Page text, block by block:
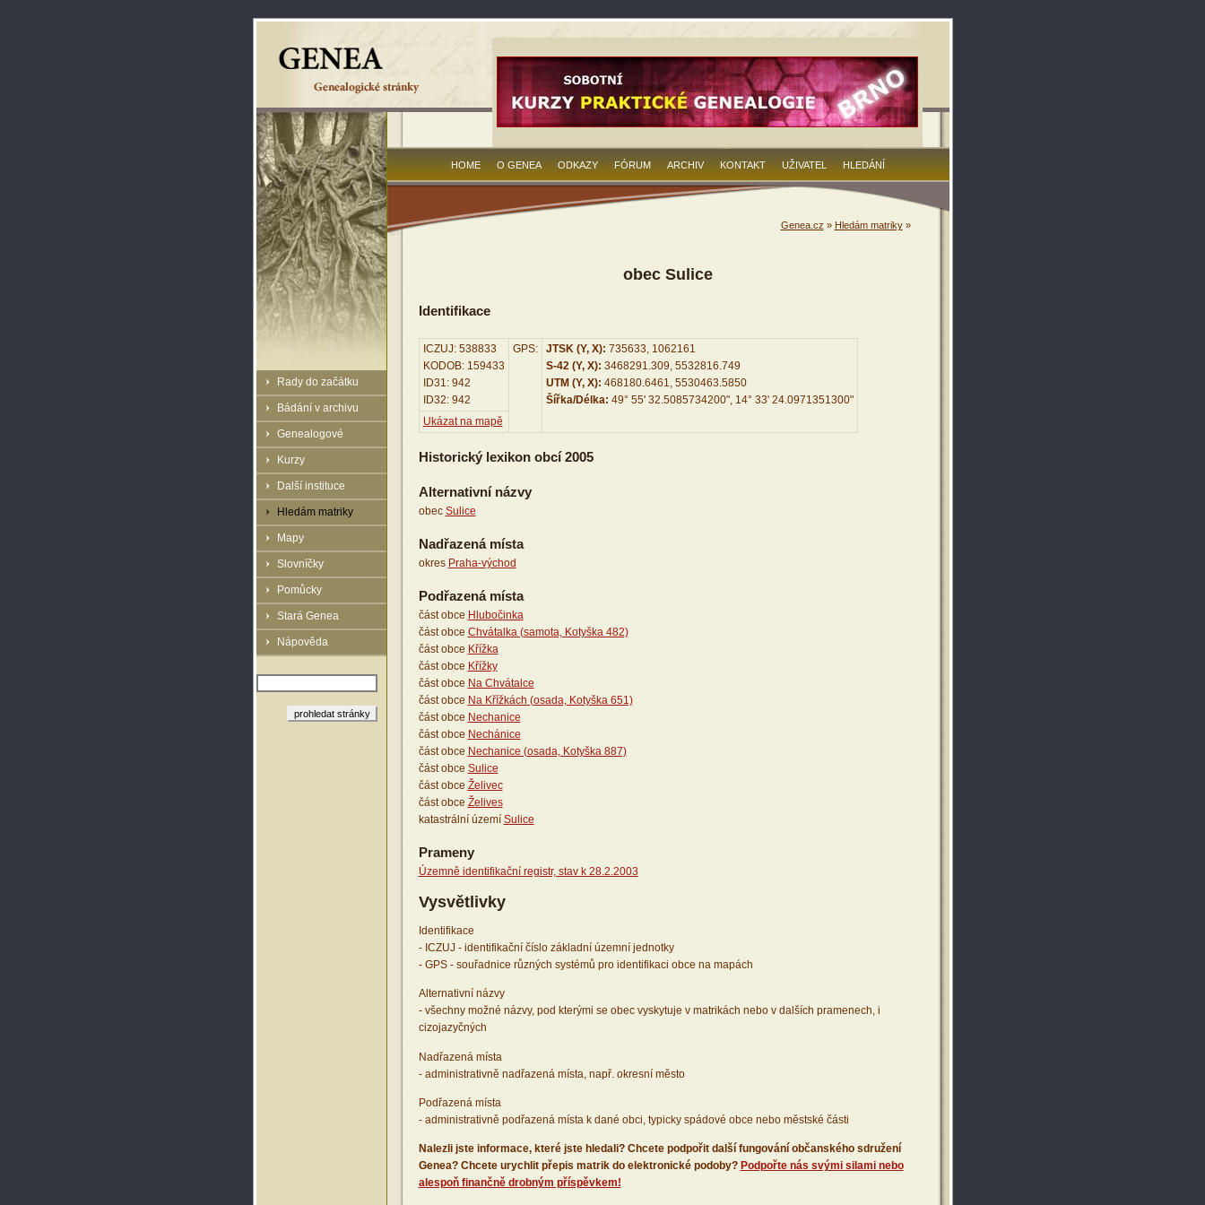
Rady do začátku
Bádání v archivu
Genealogové
Kurzy
Další instituce
Hledám matriky
Mapy
Slovníčky
Pomůcky
Stará Genea
Nápověda
HOME O GENEA ODKAZY FÓRUM ARCHIV KONTAKT UŽIVATEL HLEDÁNÍ
Genea.cz » Hledám matriky»
obec Sulice
Identifikace
ICZUJ: 538833
KODOB: 159433
ID31: 942
ID32: 942
GPS: JTSK (Y, X): 735633, 1062161
S-42 (Y, X): 3468291.309, 5532816.749
UTM (Y, X): 468180.6461, 5530463.5850
Šířka/Délka: 49° 55' 32.5085734200", 14° 33' 24.0971351300"
Ukázat na mapě
Historický lexikon obcí 2005
Alternativní názvy
obec Sulice
Nadřazená místa
okres Praha-východ
Podřazená místa
část obce Hlubočinka
část obce Chvátalka (samota, Kotyška 482)
část obce Křížka
část obce Křížky
část obce Na Chvátalce
část obce Na Křížkách (osada, Kotyška 651)
část obce Nechanice
část obce Nechánice
část obce Nechanice (osada, Kotyška 887)
část obce Sulice
část obce Želivec
část obce Želives
katastrální území Sulice
Prameny
Územně identifikační registr, stav k 28.2.2003
Vysvětlivky
Identifikace
- ICZUJ - identifikační číslo základní územní jednotky
- GPS - souřadnice různých systémů pro identifikaci obce na mapách
Alternativní názvy
- všechny možné názvy, pod kterými se obec vyskytuje v matrikách nebo v dalších pramenech, i
cizojazyčných
Nadřazená místa
- administrativně nadřazená místa, např. okresní město
Podřazená místa
- administrativně podřazená místa k dané obci, typicky spádové obce nebo městské části
Nalezli jste informace, které jste hledali? Chcete podpořit další fungování občanského sdružení
Genea? Chcete urychlit přepis matrik do elektronické podoby? Podpořte nás svými silami nebo
alespoň finančně drobným příspěvkem!